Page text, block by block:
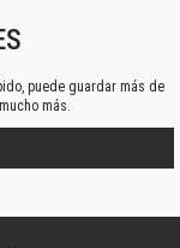
puede guardar más de
más.